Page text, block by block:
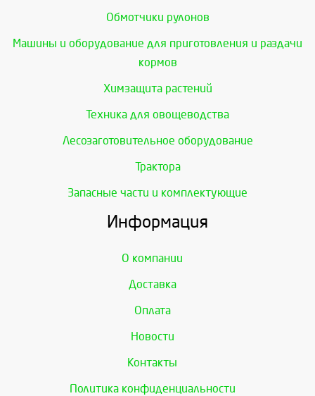
Обмотчики рулонов
Машины и оборудование для приготовления и раздачи
кормов
Химзащита растений
Техника для овощеводства
Лесозаготовительное оборудование
Трактора
Запасные части и комплектующие
Информация
О компании
Доставка
Оплата
Новости
Контакты
Политика конфиденциальности